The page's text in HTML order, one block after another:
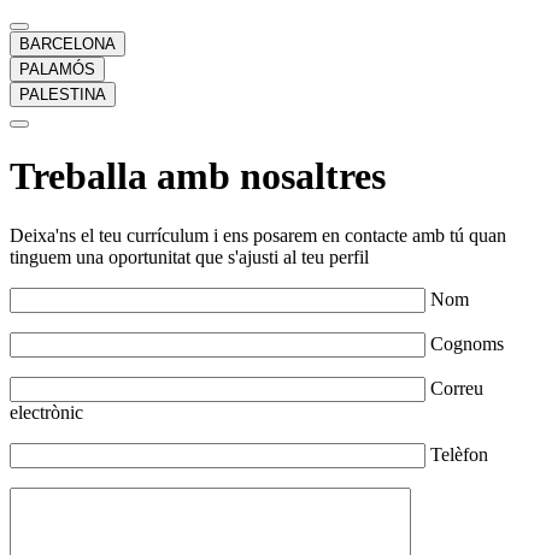
BARCELONA
PALAMÓS
PALESTINA
Treballa amb nosaltres
Deixa'ns el teu currículum i ens posarem en contacte amb tú quan
tinguem una oportunitat que s'ajusti al teu perfil
Nom
Cognoms
Correu
electrònic
Telèfon